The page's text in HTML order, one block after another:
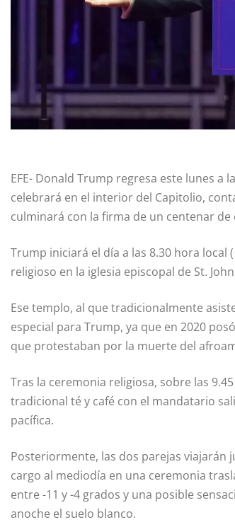
EFE- Donald Trump regresa este lunes a
celebrará en el interior del Capitolio,
culminará con la firma de un centenar
Trump iniciará el día a las 8.30 hora local
religioso en la iglesia episcopal de St.
Ese templo, al que tradicionalmente
especial para Trump, ya que en 2020
que protestaban por la muerte del
Tras la ceremonia religiosa, sobre las
tradicional té y café con el mandatario
pacífica.
Posteriormente, las dos parejas viajarán
cargo al mediodía en una ceremonia
entre -11 y -4 grados y una posible
anoche el suelo blanco.